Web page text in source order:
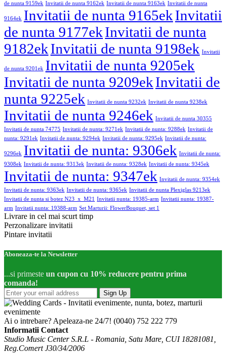
de nunta 9159ek Invitatii de nunta 9162ek Invitatii de nunta 9163ek Invitatii de nunta
9164ek Invitatii de nunta 9165ekInvitatii
de nunta 9177ekInvitatii de nunta
9182ekInvitatii de nunta 9198ek Invitatii
de nunta 9201ek Invitatii de nunta 9205ek
Invitatii de nunta 9209ekInvitatii de
nunta 9225ek Invitatii de nunta 9232ek Invitatii de nunta 9238ek
Invitatii de nunta 9246ek Invitatii de nunta 30355
Invitatii de nunta 74775 Invitatii de nunta: 9271ek Invitatii de nunta: 9288ek Invitatii de
nunta: 9291ek Invitatii de nunta: 9294ek Invitatii de nunta: 9295ek Invitatii de nunta:
9296ek Invitatii de nunta: 9306ek Invitatii de nunta:
9308ek Invitatii de nunta: 9313ek Invitatii de nunta: 9328ek Invitatii de nunta: 9345ek
Invitatii de nunta: 9347ek Invitatii de nunta: 9354ek
Invitatii de nunta: 9363ek Invitatii de nunta: 9365ek Invitatii de nunta Plexiglas 9213ek
Invitatii de nunta si botez N23_x_M21
Invitatii nunta: 19385-arm Invitatii nunta: 19387-
arm Invitatii nunta: 19388-arm Set Marturii: FlowerBouquet, set 1
Livrare in cel mai scurt timp
Perzonalizare invitatii
Pintare invitatii
Aboneaza-te la Newsletter
...si primeste un cupon cu 10% reducere pentru prima
comanda!
Sign Up
Ai o intrebare? Apeleaza-ne 24/7! (0040) 752 222 779
Informatii Contact
Studio Music Center S.R.L - Romania, Satu Mare, CUI 18281081,
Reg.Comert J30/34/2006